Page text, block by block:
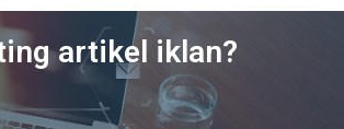
artikel iklan?